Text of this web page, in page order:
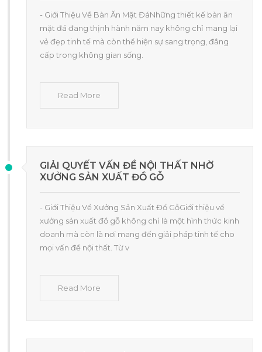
- Giới Thiệu Về Bàn Ăn Mặt ĐáNhững thiết kế bàn ăn
mặt đá đang thịnh hành năm nay không chỉ mang lại
vẻ đẹp tinh tế mà còn thể hiện sự sang trọng, đẳng
cấp trong không gian sống.
Read More
GIẢI QUYẾT VẤN ĐỀ NỘI THẤT NHỜ
XƯỞNG SẢN XUẤT ĐỒ GỖ
- Giới Thiệu Về Xưởng Sản Xuất Đồ GỗGiới thiệu về
xưởng sản xuất đồ gỗ không chỉ là một hình thức kinh
doanh mà còn là nơi mang đến giải pháp tinh tế cho
mọi vấn đề nội thất. Từ v
Read More